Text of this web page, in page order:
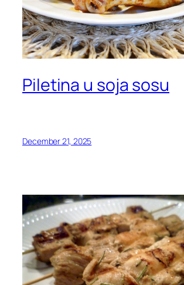
Piletina u soja sosu
December 21, 2025